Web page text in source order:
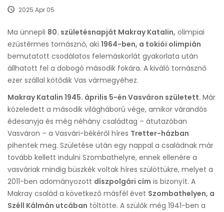
2025 Apr 05
Ma ünnepli 80. születésnapját Makray Katalin, olimpiai
ezüstérmes tornásznő, aki 1964-ben, a tokiói olimpián
bemutatott csodálatos felemáskorlát gyakorlata után
állhatott fel a dobogó második fokára. A kiváló tornásznő
ezer szállal kötődik Vas vármegyéhez.
Makray Katalin 1945. április 5-én Vasváron született. Már
közeledett a második világháború vége, amikor várandós
édesanyja és még néhány családtag – átutazóban
Vasváron – a Vasvári-békéről híres Tretter-házban
pihentek meg. Születése után egy nappal a családnak már
tovább kellett indulni Szombathelyre, ennek ellenére a
vasváriak mindig büszkék voltak híres szülöttükre, melyet a
2011-ben adományozott díszpolgári cím is bizonyít. A
Makray család a következő másfél évet Szombathelyen, a
Széll Kálmán utcában töltötte. A szülők még 1941-ben a